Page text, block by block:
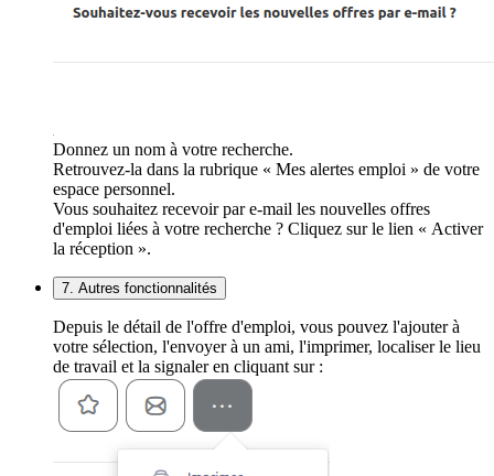
Donnez un nom à votre recherche.
Retrouvez-la dans la rubrique « Mes alertes emploi » de votre
espace personnel.
Vous souhaitez recevoir par e-mail les nouvelles offres
d'emploi liées à votre recherche ? Cliquez sur le lien « Activer
la réception ».
7. Autres fonctionnalités
Depuis le détail de l'offre d'emploi, vous pouvez l'ajouter à
votre sélection, l'envoyer à un ami, l'imprimer, localiser le lieu
de travail et la signaler en cliquant sur :